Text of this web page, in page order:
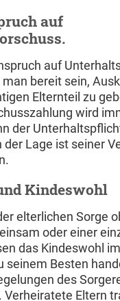
auf
auf
bereit sein,
Elternteil zu
wird
der
der Lage ist seiner
Kindeswohl
elterlichen Sorge
oder einer
das Kindeswohl
seinem Besten
des
Verheiratete Eltern